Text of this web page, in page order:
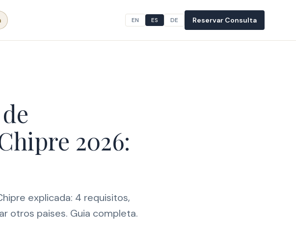
EN ES DE Reservar Consulta
2026:
explicada: 4 requisitos,
otros paises. Guia completa.